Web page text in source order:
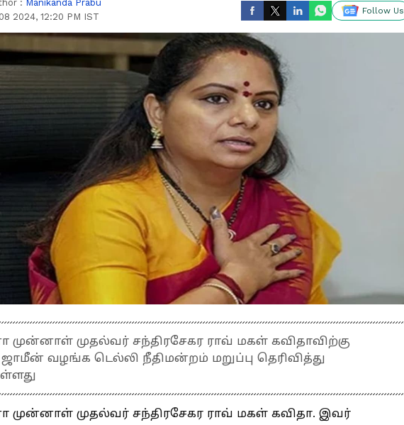
: Manikanda Prabu
2024, 12:20 PM IST
Follow Us
முதல்வர் சந்திரசேகர ராவ் மகள் கவிதாவிற்கு
வழங்க டெல்லி நீதிமன்றம் மறுப்பு தெரிவித்து
முன்னாள் முதல்வர் சந்திரசேகர ராவ் மகள் கவிதா. இவர்